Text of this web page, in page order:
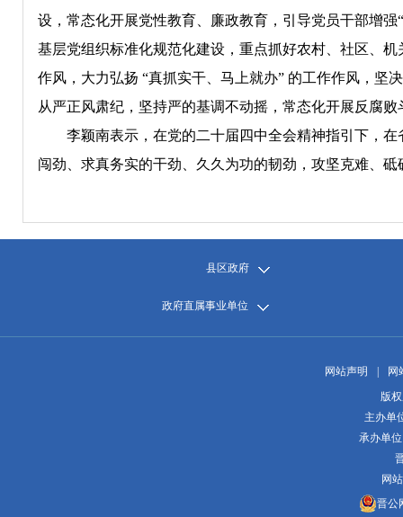
设，常态化开展党性教育、廉政教育，引导党员干部增
基层党组织标准化规范化建设，重点抓好农村、社区、
作风，大力弘扬 “真抓实干、马上就办” 的工作作风，坚
从严正风肃纪，坚持严的基调不动摇，常态化开展反腐
李颖南表示，在党的二十届四中全会精神指引下，在
闯劲、求真务实的干劲、久久为功的韧劲，攻坚克难、
县区政府
政府直属事业单位
网站声明
网
版
主办单
承办单
网
晋公